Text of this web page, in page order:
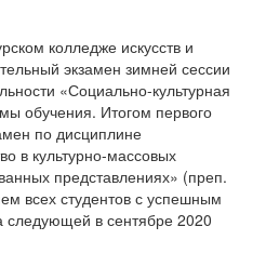
колледже искусств и
экзамен зимней сессии
«Социально-культурная
обучения. Итогом первого
по дисциплине
в культурно-массовых
представлениях» (преп.
всех студентов с успешным
следующей в сентябре 2020